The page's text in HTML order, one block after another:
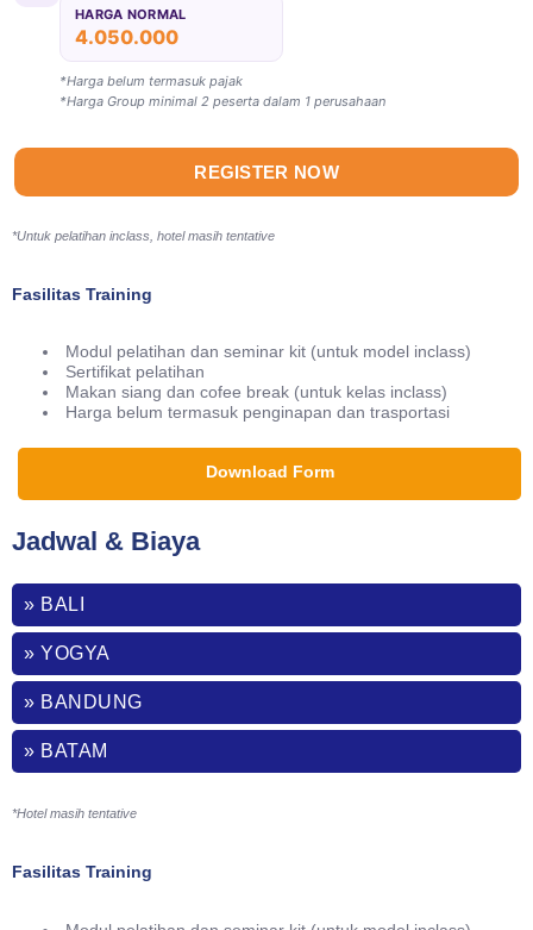
HARGA NORMAL
4.050.000
*Harga belum termasuk pajak
*Harga Group minimal 2 peserta dalam 1 perusahaan
REGISTER NOW
*Untuk pelatihan inclass, hotel masih tentative
Fasilitas Training
Modul pelatihan dan seminar kit (untuk model inclass)
Sertifikat pelatihan
Makan siang dan cofee break (untuk kelas inclass)
Harga belum termasuk penginapan dan trasportasi
Download Form
Jadwal & Biaya
» BALI
» YOGYA
» BANDUNG
» BATAM
*Hotel masih tentative
Fasilitas Training